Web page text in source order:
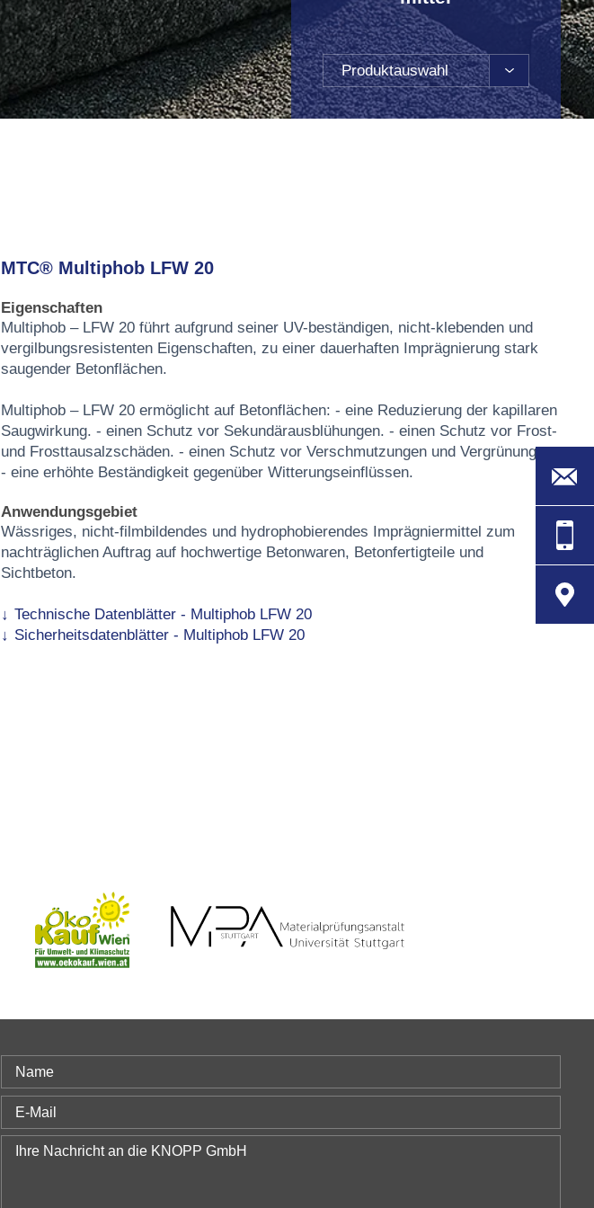
Produktauswahl
MTC® Multiphob LFW 20
Eigenschaften
Multiphob – LFW 20 führt aufgrund seiner UV-beständigen, nicht-klebenden und
vergilbungsresistenten Eigenschaften, zu einer dauerhaften Imprägnierung stark
saugender Betonflächen.
Multiphob – LFW 20 ermöglicht auf Betonflächen: - eine Reduzierung der kapillaren
Saugwirkung. - einen Schutz vor Sekundärausblühungen. - einen Schutz vor Frost-
und Frosttausalzschäden. - einen Schutz vor Verschmutzungen und Vergrünungen.
- eine erhöhte Beständigkeit gegenüber Witterungseinflüssen.
Anwendungsgebiet
Wässriges, nicht-filmbildendes und hydrophobierendes Imprägniermittel zum
nachträglichen Auftrag auf hochwertige Betonwaren, Betonfertigteile und
Sichtbeton.
Technische Datenblätter - Multiphob LFW 20
Sicherheitsdatenblätter - Multiphob LFW 20